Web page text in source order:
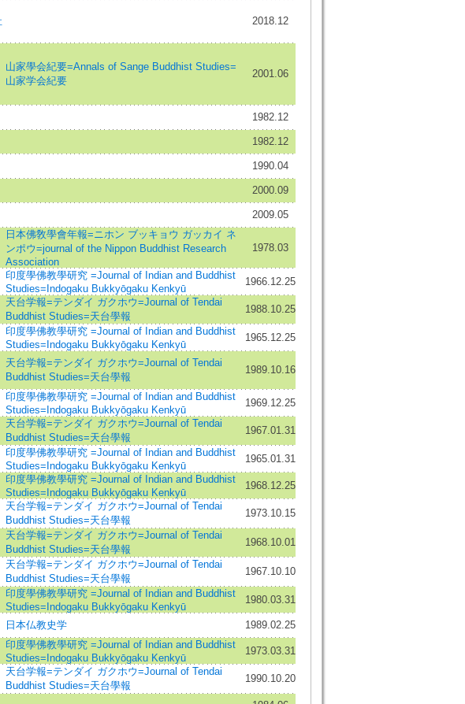
2018.12
山家學会紀要=Annals of Sange Buddhist Studies=
山家学会紀要
2001.06
1982.12
1982.12
1990.04
2000.09
2009.05
日本佛敎學會年報=ニホン ブッキョウ ガッカイ ネ
ンポウ=journal of the Nippon Buddhist Research
Association
1978.03
印度學佛教學研究 =Journal of Indian and Buddhist
Studies=Indogaku Bukkyōgaku Kenkyū
1966.12.25
天台学報=テンダイ ガクホウ=Journal of Tendai
Buddhist Studies=天台學報
1988.10.25
印度學佛教學研究 =Journal of Indian and Buddhist
Studies=Indogaku Bukkyōgaku Kenkyū
1965.12.25
天台学報=テンダイ ガクホウ=Journal of Tendai
Buddhist Studies=天台學報
1989.10.16
印度學佛教學研究 =Journal of Indian and Buddhist
Studies=Indogaku Bukkyōgaku Kenkyū
1969.12.25
天台学報=テンダイ ガクホウ=Journal of Tendai
Buddhist Studies=天台學報
1967.01.31
印度學佛教學研究 =Journal of Indian and Buddhist
Studies=Indogaku Bukkyōgaku Kenkyū
1965.01.31
印度學佛教學研究 =Journal of Indian and Buddhist
Studies=Indogaku Bukkyōgaku Kenkyū
1968.12.25
天台学報=テンダイ ガクホウ=Journal of Tendai
Buddhist Studies=天台學報
1973.10.15
天台学報=テンダイ ガクホウ=Journal of Tendai
Buddhist Studies=天台學報
1968.10.01
天台学報=テンダイ ガクホウ=Journal of Tendai
Buddhist Studies=天台學報
1967.10.10
印度學佛教學研究 =Journal of Indian and Buddhist
Studies=Indogaku Bukkyōgaku Kenkyū
1980.03.31
日本仏教史学 1989.02.25
印度學佛教學研究 =Journal of Indian and Buddhist
Studies=Indogaku Bukkyōgaku Kenkyū
1973.03.31
天台学報=テンダイ ガクホウ=Journal of Tendai
Buddhist Studies=天台學報
1990.10.20